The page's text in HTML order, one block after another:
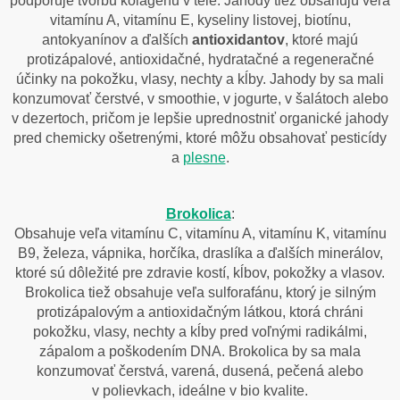
vitamínu A, vitamínu E, kyseliny listovej, biotínu,
antokyanínov a ďalších antioxidantov, ktoré majú
protizápalové, antioxidačné, hydratačné a regeneračné
účinky na pokožku, vlasy, nechty a kĺby. Jahody by sa mali
konzumovať čerstvé, v smoothie, v jogurte, v šalátoch alebo
v dezertoch, pričom je lepšie uprednostniť organické jahody
pred chemicky ošetrenými, ktoré môžu obsahovať pesticídy
a plesne.
Brokolica:
Obsahuje veľa vitamínu C, vitamínu A, vitamínu K, vitamínu
B9, železa, vápnika, horčíka, draslíka a ďalších minerálov,
ktoré sú dôležité pre zdravie kostí, kĺbov, pokožky a vlasov.
Brokolica tiež obsahuje veľa sulforafánu, ktorý je silným
protizápalovým a antioxidačným látkou, ktorá chráni
pokožku, vlasy, nechty a kĺby pred voľnými radikálmi,
zápalom a poškodením DNA. Brokolica by sa mala
konzumovať čerstvá, varená, dusená, pečená alebo
v polievkach, ideálne v bio kvalite.